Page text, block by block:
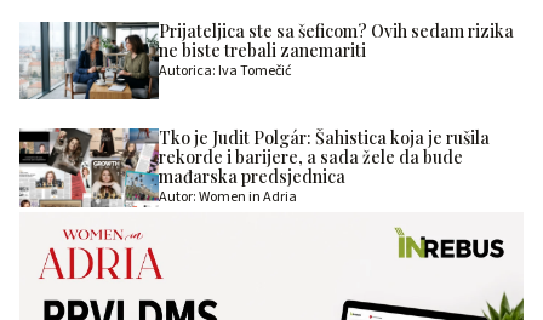
Prijateljica ste sa šeficom? Ovih sedam rizika
ne biste trebali zanemariti
Autorica: Iva Tomečić
Tko je Judit Polgár: Šahistica koja je rušila
rekorde i barijere, a sada žele da bude
mađarska predsjednica
Autor: Women in Adria